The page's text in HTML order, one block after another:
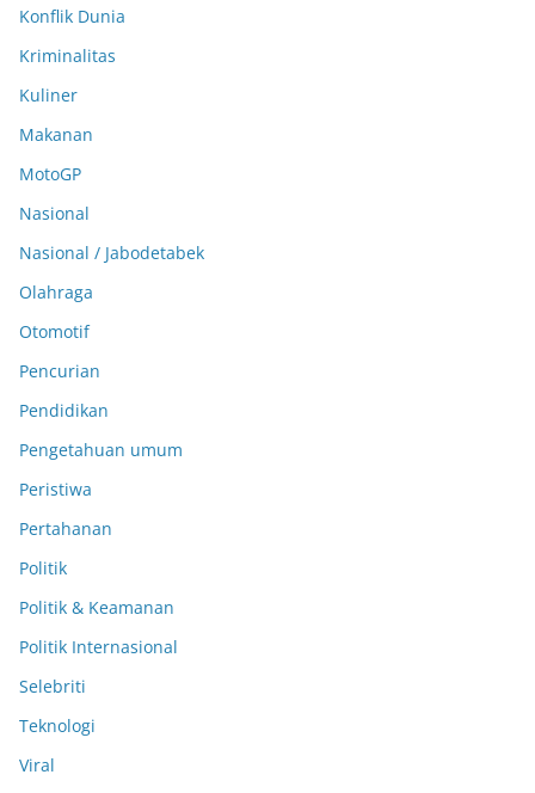
Konflik Dunia
Kriminalitas
Kuliner
Makanan
MotoGP
Nasional
Nasional / Jabodetabek
Olahraga
Otomotif
Pencurian
Pendidikan
Pengetahuan umum
Peristiwa
Pertahanan
Politik
Politik & Keamanan
Politik Internasional
Selebriti
Teknologi
Viral